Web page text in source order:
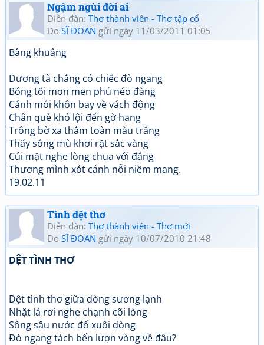
Ngậm ngùi đời ai
Diễn đàn: Thơ thành viên - Thơ tập cổ
Do SĨ ĐOAN gửi ngày 11/03/2011 01:05
Bâng khuâng
Dương tà chẳng có chiếc đò ngang
Bóng tối mon men phủ nẻo đàng
Cánh mỏi khôn bay về vách động
Chân què khó lội đến gờ hang
Trông bờ xa thẳm toàn màu trắng
Thấy sóng mù khơi rặt sắc vàng
Cúi mặt nghe lòng chua với đắng
Thương mình xót cảnh nỗi niềm mang.
19.02.11
Tình dệt thơ
Diễn đàn: Thơ thành viên - Thơ mới
Do SĨ ĐOAN gửi ngày 10/07/2010 21:48
DỆT TÌNH THƠ
Dệt tình thơ giữa dòng sương lạnh
Nhặt lá rơi nghe chạnh cõi lòng
Sông sâu nước đổ xuôi dòng
Đò ngang tách bến lượn vòng về đâu?